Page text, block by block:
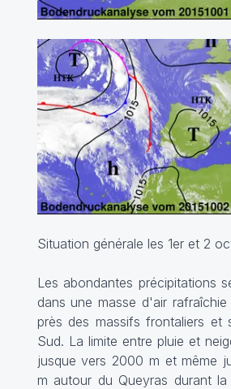
Situation générale les 1er et 2
Les abondantes précipitations
dans une masse d'air
près des massifs frontaliers et
Sud. La limite entre pluie et
jusque vers 2000 m et même
m autour du Queyras durant